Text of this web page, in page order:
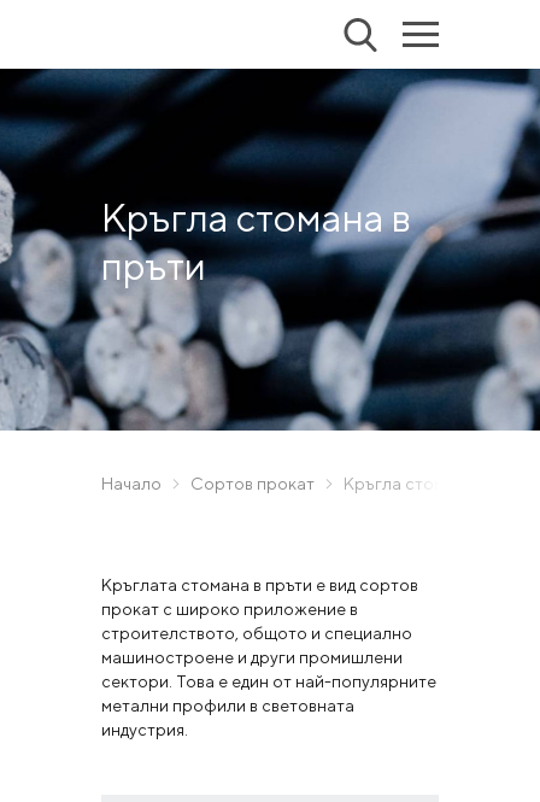
Кръгла стомана в
пръти
Начало Сортов прокат Кръгла стомана в пръти
Кръглата стомана в пръти е вид сортов
прокат с широко приложение в
строителството, общото и специално
машиностроене и други промишлени
сектори. Това е един от най-популярните
метални профили в световната
индустрия.